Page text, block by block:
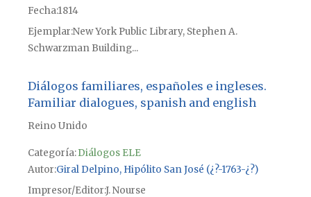
Fecha1814
Ejemplar New York Public Library, Stephen A.
Schwarzman Building...
Diálogos familiares, españoles e ingleses.
Familiar dialogues, spanish and english
Reino Unido
Categoría:Diálogos ELE
Autor Giral Delpino, Hipólito San José (¿?-1763-¿?)
Impresor/EditorJ. Nourse